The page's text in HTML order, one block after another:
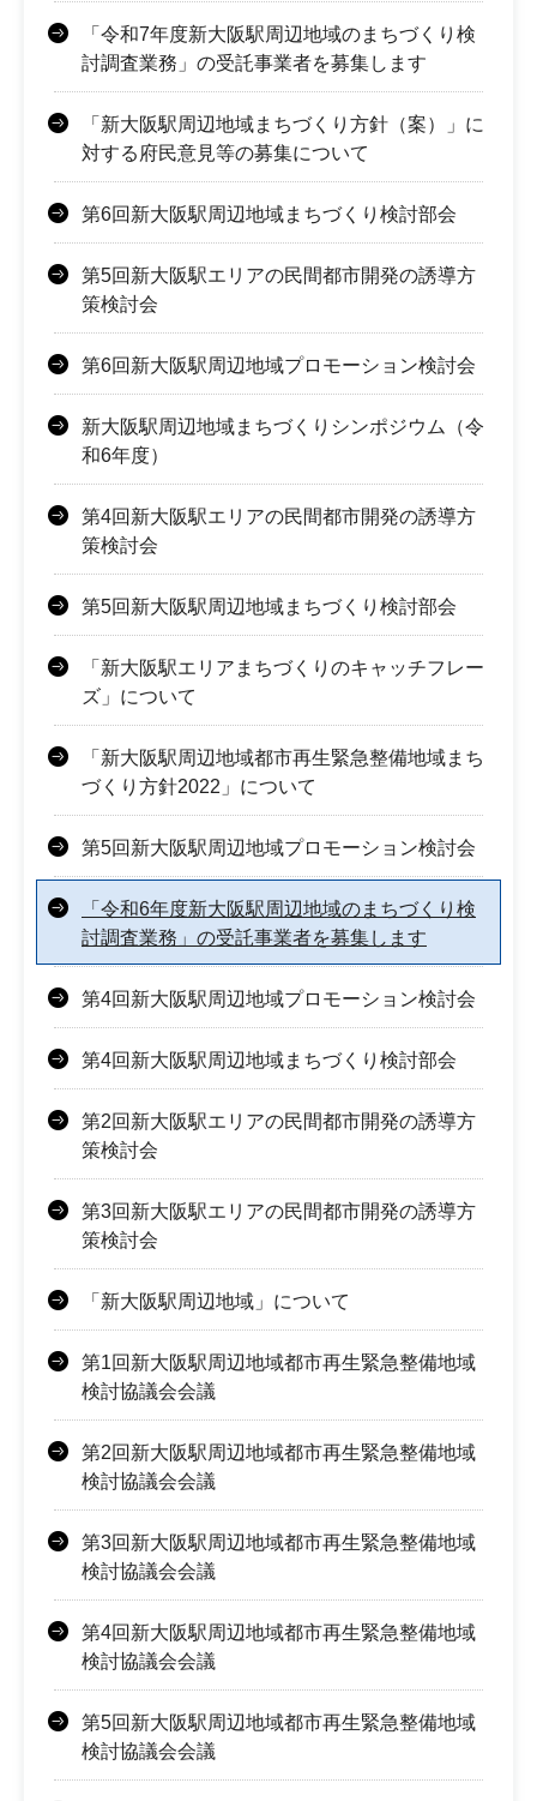
「令和7年度新大阪駅周辺地域のまちづくり検
討調査業務」の受託事業者を募集します
「新大阪駅周辺地域まちづくり方針（案）」に
対する府民意見等の募集について
第6回新大阪駅周辺地域まちづくり検討部会
第5回新大阪駅エリアの民間都市開発の誘導方
策検討会
第6回新大阪駅周辺地域プロモーション検討会
新大阪駅周辺地域まちづくりシンポジウム（令
和6年度）
第4回新大阪駅エリアの民間都市開発の誘導方
策検討会
第5回新大阪駅周辺地域まちづくり検討部会
「新大阪駅エリアまちづくりのキャッチフレー
ズ」について
「新大阪駅周辺地域都市再生緊急整備地域まち
づくり方針2022」について
第5回新大阪駅周辺地域プロモーション検討会
「令和6年度新大阪駅周辺地域のまちづくり検
討調査業務」の受託事業者を募集します
第4回新大阪駅周辺地域プロモーション検討会
第4回新大阪駅周辺地域まちづくり検討部会
第2回新大阪駅エリアの民間都市開発の誘導方
策検討会
第3回新大阪駅エリアの民間都市開発の誘導方
策検討会
「新大阪駅周辺地域」について
第1回新大阪駅周辺地域都市再生緊急整備地域
検討協議会会議
第2回新大阪駅周辺地域都市再生緊急整備地域
検討協議会会議
第3回新大阪駅周辺地域都市再生緊急整備地域
検討協議会会議
第4回新大阪駅周辺地域都市再生緊急整備地域
検討協議会会議
第5回新大阪駅周辺地域都市再生緊急整備地域
検討協議会会議